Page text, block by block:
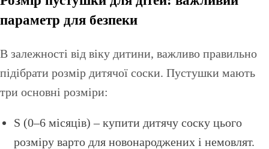
параметр для безпеки
В залежності від віку дитини, важливо правильно
підібрати розмір дитячої соски. Пустушки мають
три основні розміри:
S (0–6 місяців) – купити дитячу соску цього
розміру варто для новонароджених і немовлят.